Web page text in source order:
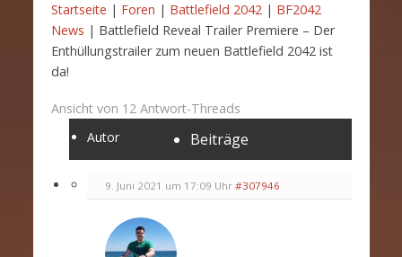
Startseite | Foren | Battlefield 2042 | BF2042
News | Battlefield Reveal Trailer Premiere – Der
Enthüllungstrailer zum neuen Battlefield 2042 ist
da!
Ansicht von 12 Antwort-Threads
Autor
Beiträge
9. Juni 2021 um 17:09 Uhr #307946